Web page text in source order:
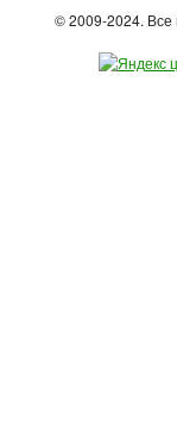
© 2009-2024.